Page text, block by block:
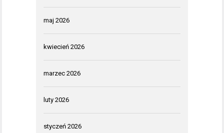
maj 2026
kwiecień 2026
marzec 2026
luty 2026
styczeń 2026